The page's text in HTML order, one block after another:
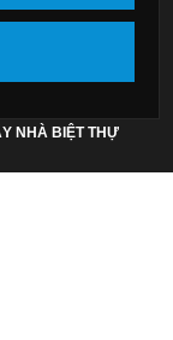
NHÀ BIỆT THỰ